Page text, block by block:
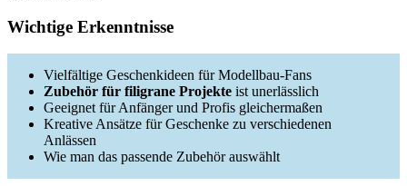
Wichtige Erkenntnisse
Vielfältige Geschenkideen für Modellbau-Fans
Zubehör für filigrane Projekte ist unerlässlich
Geeignet für Anfänger und Profis gleichermaßen
Kreative Ansätze für Geschenke zu verschiedenen
Anlässen
Wie man das passende Zubehör auswählt